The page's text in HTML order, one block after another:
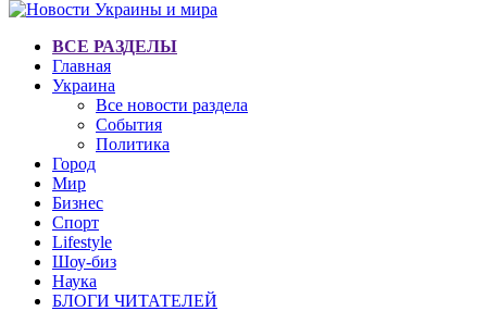
ВСЕ РАЗДЕЛЫ
Главная
Украина
Все новости раздела
События
Политика
Город
Мир
Бизнес
Спорт
Lifestyle
Шоу-биз
Наука
БЛОГИ ЧИТАТЕЛЕЙ